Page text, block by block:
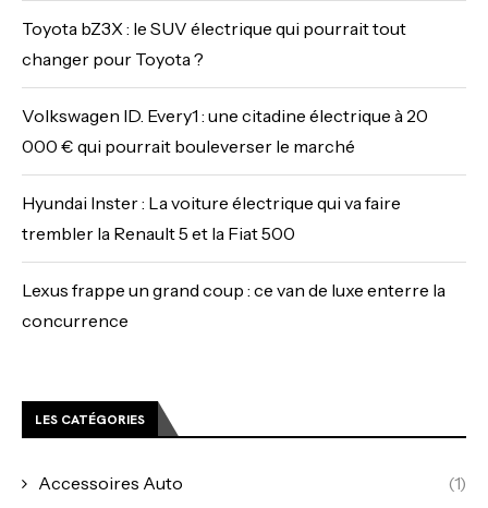
Toyota bZ3X : le SUV électrique qui pourrait tout
changer pour Toyota ?
Volkswagen ID. Every1 : une citadine électrique à 20
000 € qui pourrait bouleverser le marché
Hyundai Inster : La voiture électrique qui va faire
trembler la Renault 5 et la Fiat 500
Lexus frappe un grand coup : ce van de luxe enterre la
concurrence
LES CATÉGORIES
Accessoires Auto (1)